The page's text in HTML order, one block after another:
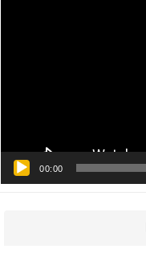
00:00